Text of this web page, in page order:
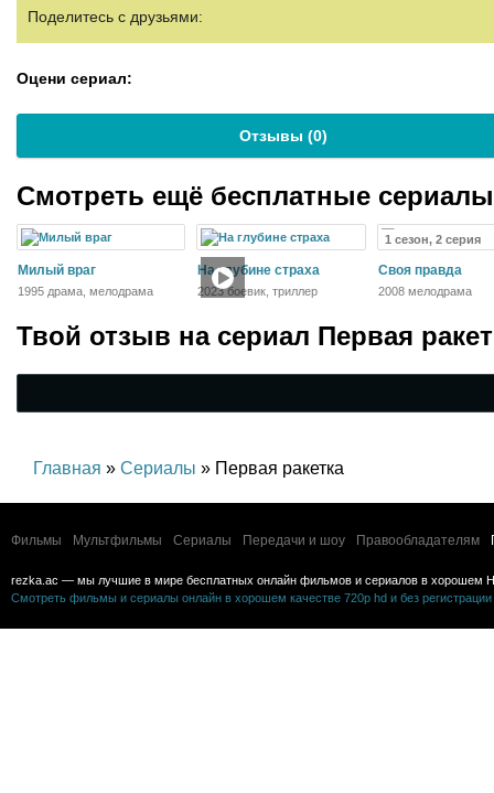
Поделитесь с друзьями:
Оцени сериал:
Отзывы (0)
Смотреть ещё бесплатные
Милый враг
1995 драма, мелодрама
На глубине страха
2023 боевик, триллер
1 сезон, 2 серия
Своя правда
2008 мелодрама
Твой отзыв на сериал Первая
Главная » Сериалы » Первая ракетка
Фильмы Мультфильмы Сериалы Передачи и шоу Правообладателям
rezka.ac — мы лучшие в мире бесплатных онлайн фильмов и сериалов в хорошем
Смотреть фильмы и сериалы онлайн в хорошем качестве 720p hd и без